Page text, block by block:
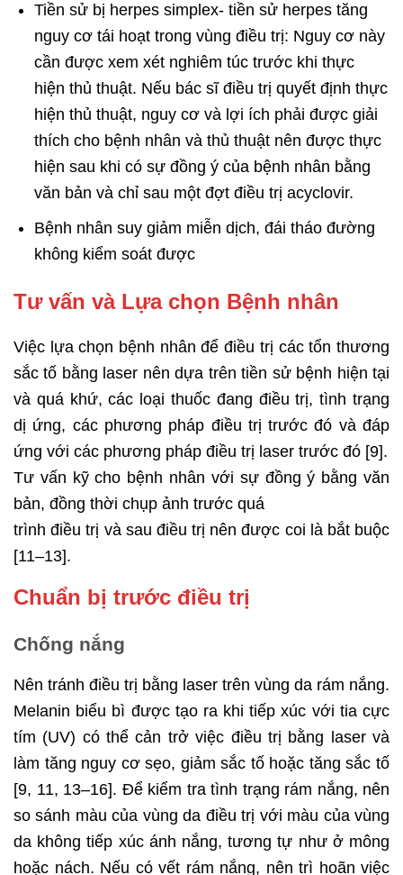
Tiền sử bị herpes simplex- tiền sử herpes tăng
nguy cơ tái hoạt trong vùng điều trị: Nguy cơ này
cần được xem xét nghiêm túc trước khi thực
hiện thủ thuật. Nếu bác sĩ điều trị quyết định thực
hiện thủ thuật, nguy cơ và lợi ích phải được giải
thích cho bệnh nhân và thủ thuật nên được thực
hiện sau khi có sự đồng ý của bệnh nhân bằng
văn bản và chỉ sau một đợt điều trị acyclovir.
Bệnh nhân suy giảm miễn dịch, đái tháo đường
không kiểm soát được
Tư vấn và Lựa chọn Bệnh nhân
Việc lựa chọn bệnh nhân để điều trị các tổn thương
sắc tố bằng laser nên dựa trên tiền sử bệnh hiện tại
và quá khứ, các loại thuốc đang điều trị, tình trạng
dị ứng, các phương pháp điều trị trước đó và đáp
ứng với các phương pháp điều trị laser trước đó [9].
Tư vấn kỹ cho bệnh nhân với sự đồng ý bằng văn
bản, đồng thời chụp ảnh trước quá
trình điều trị và sau điều trị nên được coi là bắt buộc
[11–13].
Chuẩn bị trước điều trị
Chống nắng
Nên tránh điều trị bằng laser trên vùng da rám nắng.
Melanin biểu bì được tạo ra khi tiếp xúc với tia cực
tím (UV) có thể cản trở việc điều trị bằng laser và
làm tăng nguy cơ sẹo, giảm sắc tố hoặc tăng sắc tố
[9, 11, 13–16]. Để kiểm tra tình trạng rám nắng, nên
so sánh màu của vùng da điều trị với màu của vùng
da không tiếp xúc ánh nắng, tương tự như ở mông
hoặc nách. Nếu có vết rám nắng, nên trì hoãn việc